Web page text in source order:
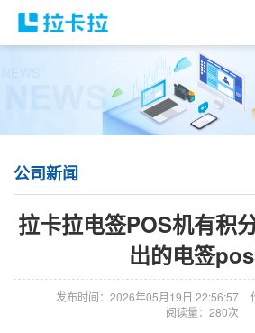
公司新闻
拉卡拉电签POS机有积
出的电签
发布时间：2026年05月19日 22:56:57
阅读量：280次